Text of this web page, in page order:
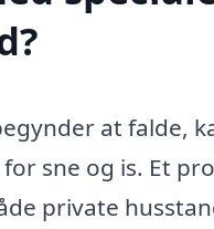
at falde,
sne og is. Et
private